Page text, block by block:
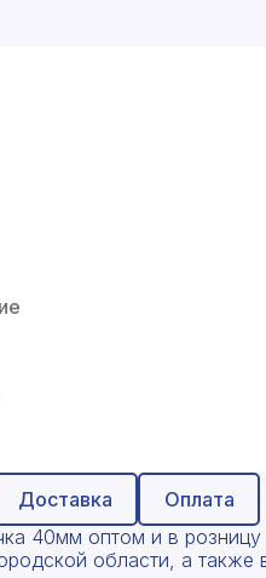
Доставка
Оплата
40мм оптом и в
области, а также